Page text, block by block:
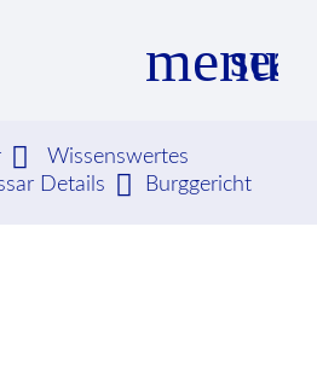
menu
SUCHEN
Wissenswertes
Details Burggericht